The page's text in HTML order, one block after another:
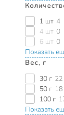
1 шт 4
4 шт 0
6 шт 0
Показать
Вес, г
30 г 22
50 г 18
100 г
Показать